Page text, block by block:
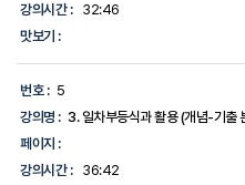
강의시간 :
32:46
맛보기 :
번호 : 5
강의명 : 3. 일차부등식과 활용 (개념-기출
페이지 :
강의시간 :
36:42